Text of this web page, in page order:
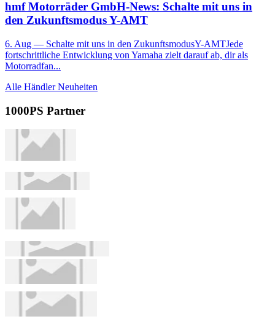
hmf Motorräder GmbH-News: Schalte mit uns in
den Zukunftsmodus Y-AMT
6. Aug — Schalte mit uns in den ZukunftsmodusY-AMTJede
fortschrittliche Entwicklung von Yamaha zielt darauf ab, dir als
Motorradfan...
Alle Händler Neuheiten
1000PS Partner